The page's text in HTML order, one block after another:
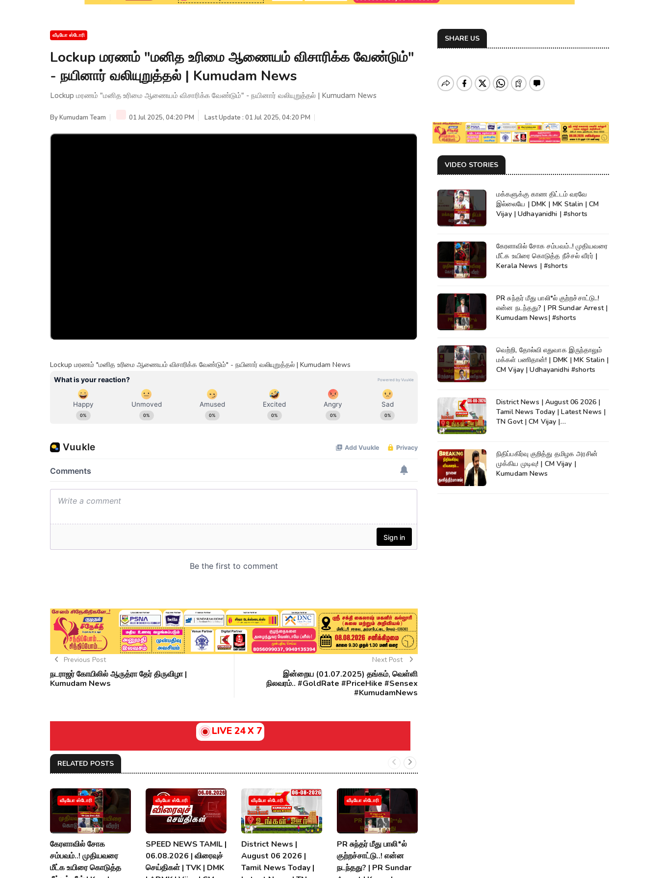
வீடியோ ஸ்டோரி
Lockup மரணம் "மனித உரிமை ஆணையம் விசாரிக்க வேண்டும்"
- நயினார் வலியுறுத்தல் | Kumudam News
Lockup மரணம் "மனித உரிமை ஆணையம் விசாரிக்க வேண்டும்" - நயினார் வலியுறுத்தல் | Kumudam News
ByKumudam Team 01 Jul 2025, 04:20 PM Last Update : 01 Jul 2025, 04:20 PM
Lockup மரணம் "மனித உரிமை ஆணையம் விசாரிக்க வேண்டும்" - நயினார் வலியுறுத்தல் | Kumudam News
Previous Post
நடராஜர் கோயிலில் ஆருத்ரா தேர் திருவிழா |
Kumudam News
Next Post
இன்றைய (01.07.2025) தங்கம், வெள்ளி
நிலவரம்.. #GoldRate #PriceHike #Sensex
#KumudamNews
LIVE 24 X 7
RELATED POSTS
வீடியோ ஸ்டோரி
கேரளாவில் சோக
சம்பவம்..! முதியவரை
மீட்க உயிரை கொடுத்த
வீடியோ ஸ்டோரி
SPEED NEWS TAMIL |
06.08.2026 | விரைவுச்
செய்திகள் | TVK | DMK
வீடியோ ஸ்டோரி
District News |
August 06 2026 |
Tamil News Today |
வீடியோ ஸ்டோரி
PR சுந்தர் மீது பாலி*ல்
குற்றச்சாட்டு..! என்ன
நடந்தது? | PR Sundar
SHARE US
VIDEO STORIES
மக்களுக்கு காண திட்டம் வரவே
இல்லையே | DMK | MK Stalin | CM
Vijay | Udhayanidhi | #shorts
கேரளாவில் சோக சம்பவம்..! முதியவரை
மீட்க உயிரை கொடுத்த நீச்சல் வீரர் |
Kerala News | #shorts
PR சுந்தர் மீது பாலி*ல் குற்றச்சாட்டு..!
என்ன நடந்தது? | PR Sundar Arrest |
Kumudam News| #shorts
வெற்றி, தோல்வி எதுவாக இருந்தாலும்
மக்கள் பணிதான்! | DMK | MK Stalin |
CM Vijay | Udhayanidhi #shorts
District News | August 06 2026 |
Tamil News Today | Latest News |
TN Govt | CM Vijay |
நிதிப்பகிர்வு குறித்து தமிழக அரசின்
முக்கிய முடிவு! | CM Vijay |
Kumudam News